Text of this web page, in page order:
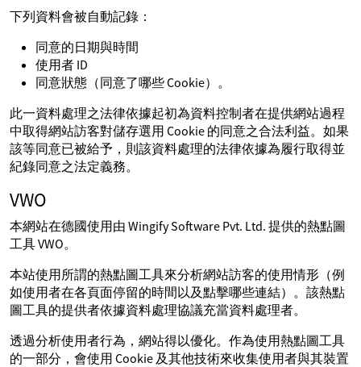
下列資料會被自動記錄：
同意的日期與時間
使用者 ID
同意狀態（同意了哪些 Cookie）。
此一資料處理之法律依據起初為資料控制者在提供網站過程
中取得網站訪客對儲存選用 Cookie 的同意之合法利益。如果
該等同意已被給予，則該資料處理的法律依據為履行取得並
紀錄同意之法定義務。
VWO
本網站在德國使用由 Wingify Software Pvt. Ltd. 提供的熱點圖
工具 VWO。
本站使用所謂的熱點圖工具來分析網站訪客的使用情形（例
如使用者在各頁面停留的時間以及點擊哪些連結）。該熱點
圖工具的提供者依據資料處理協議充當資料處理者。
透過分析使用者行為，網站得以優化。作為使用熱點圖工具
的一部分，會使用 Cookie 及其他技術來收集使用者與其裝置